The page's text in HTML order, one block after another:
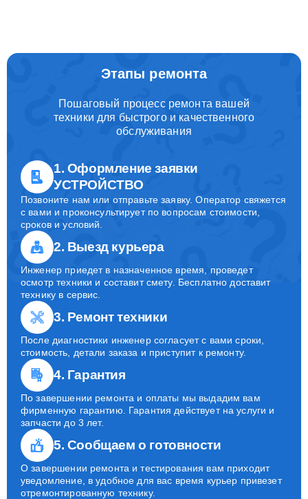
Этапы ремонта
Пошаговый процесс ремонта вашей
техники для быстрого и качественного
обслуживания
1. Оформление заявки
УСТРОЙСТВО
Позвоните нам или отправьте заявку. Оператор свяжется
с вами и проконсультирует по вопросам стоимости,
сроков и условий.
2. Выезд курьера
Инженер приедет в назначенное время, проведет
осмотр техники и составит смету. Бесплатно доставит
технику в сервис.
3. Ремонт техники
После диагностики инженер согласует с вами сроки,
стоимость, детали заказа и приступит к ремонту.
4. Гарантия
По завершении ремонта и оплаты мы выдадим вам
фирменную гарантию. Гарантия действует на услуги и
запчасти до 3 лет.
5. Сообщаем о готовности
О завершении ремонта и тестирования вам приходит
уведомление, в удобное для вас время курьер привезет
отремонтированную технику.